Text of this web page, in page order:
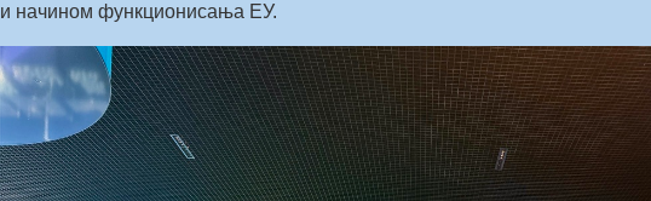
и начином функционисања ЕУ.